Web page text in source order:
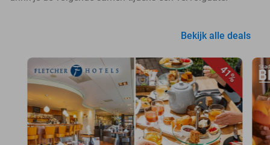
Bekijk alle deals
41%